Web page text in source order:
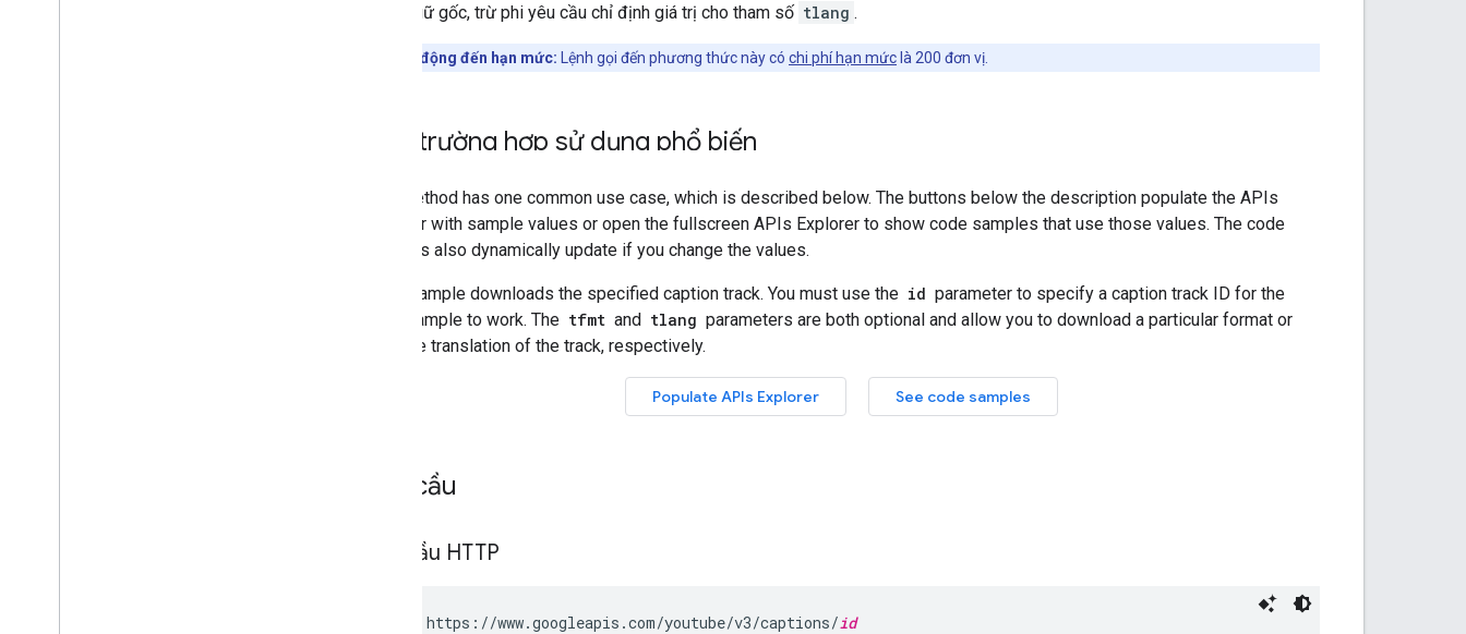
ngôn ngữ gốc, trừ phi yêu cầu chỉ định giá trị cho tham số tlang .
Tác động đến hạn mức: Lệnh gọi đến phương thức này có chi phí hạn mức là 200 đơn vị.
Các trường hợp sử dụng phổ biến
Yêu cầu
Yêu cầu HTTP
GET https://www.googleapis.com/youtube/v3/captions/id